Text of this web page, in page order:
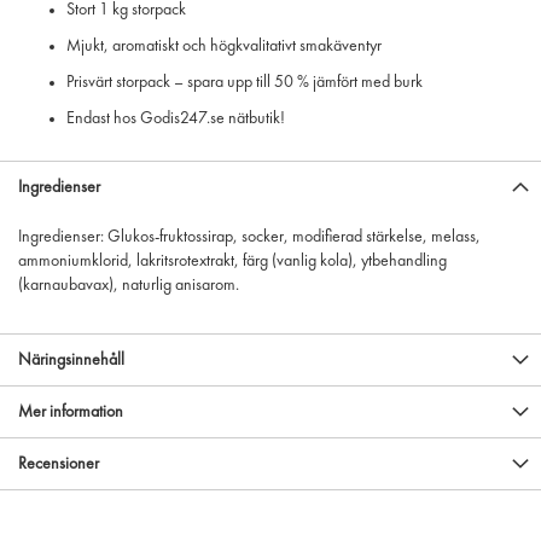
Stort 1 kg storpack
Mjukt, aromatiskt och högkvalitativt smakäventyr
Prisvärt storpack – spara upp till 50 % jämfört med burk
Endast hos Godis247.se nätbutik!
Ingredienser
Ingredienser: Glukos-fruktossirap, socker, modifierad stärkelse, melass,
ammoniumklorid, lakritsrotextrakt, färg (vanlig kola), ytbehandling
(karnaubavax), naturlig anisarom.
Näringsinnehåll
Mer information
Recensioner